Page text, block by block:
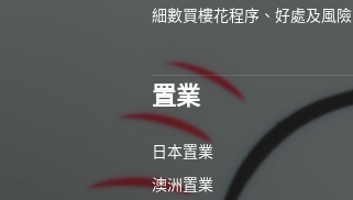
細數買樓花程序、好處及風險
置業
日本置業
澳洲置業